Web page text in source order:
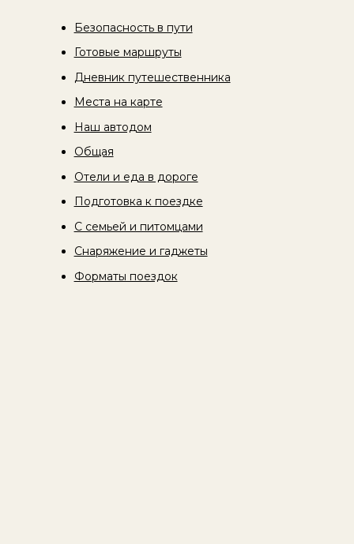
Безопасность в пути
Готовые маршруты
Дневник путешественника
Места на карте
Наш автодом
Общая
Отели и еда в дороге
Подготовка к поездке
С семьей и питомцами
Снаряжение и гаджеты
Форматы поездок